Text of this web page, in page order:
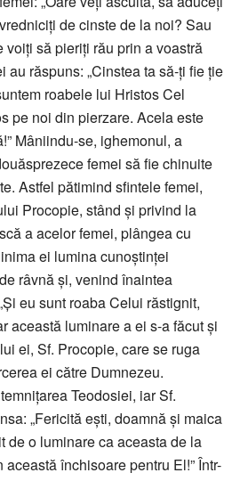
de cinste de la noi? Sau
să pieriți rău prin a voastră
au răspuns: „Cinstea ta să-ți fie ție
roabele lui Hristos Cel
pe noi din pierzare. Acela este
Mâniindu-se, ighemonul, a
femei să fie chinuite
Astfel pătimind sfintele femei,
Procopie, stând și privind la
a acelor femei, plângea cu
ei lumina cunoștinței
râvnă și, venind înaintea
eu sunt roaba Celui răstignit,
această luminare a ei s-a făcut și
ei, Sf. Procopie, care se ruga
ei către Dumnezeu.
Teodosiei, iar Sf.
„Fericită ești, doamnă și maica
de o luminare ca aceasta de la
închisoare pentru El!” Într-